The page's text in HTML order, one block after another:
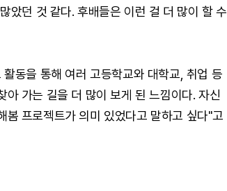
았던 것 같다. 후배들은 이런 걸 더 많이 할 수
동을 통해 여러 고등학교와 대학교, 취업 등
가는 길을 더 많이 보게 된 느낌이다. 자신
프로젝트가 의미 있었다고 말하고 싶다"고